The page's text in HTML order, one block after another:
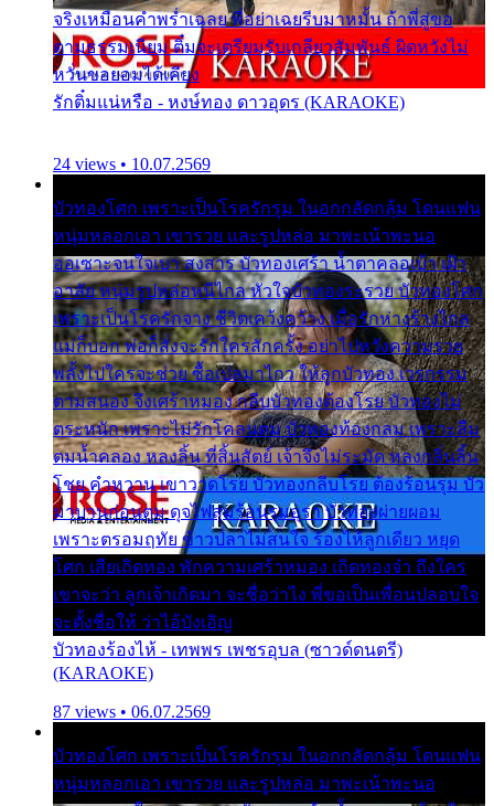
จริงเหมือนคำพร่ำเฉลย พี่อย่าเฉยรีบมาหมั้น ถ้าพี่สู่ขอ
ตามธรรมเนียม ติ๋มจะเตรียมรับเกลียวสัมพันธ์ ผิดหวังไม่
หวั่นขอยอมได้เคียง
รักติ๋มแน่หรือ - หงษ์ทอง ดาวอุดร (KARAOKE)
24 views • 10.07.2569
บัวทองโศก เพราะเป็นโรครักรุม ในอกกลัดกลุ้ม โดนแฟน
หนุ่มหลอกเอา เขารวย และรูปหล่อ มาพะเน้าพะนอ
ออเซาะจนใจเบา สงสาร บัวทองเศร้า น้ำตาคลอเบ้า เฝ้า
อาลัย หนุ่มรูปหล่อหนีไกล หัวใจบัวทองระรวย บัวทองโศก
เพราะเป็นโรครักจาง ชีวิตเคว้งคว้าง เมื่อรักห่างร้างไกล
แม่ก็บอก พ่อก็สั่งจะรักใครสักครั้ง อย่าไปหวังความรวย
พลั้งไปใครจะช่วย ซื้อเปลมาไกว ให้ลูกบัวทอง เวรกรรม
ตามสนอง จึงเศร้าหมอง กลีบบัวทองต้องโรย บัวทองไม่
ตระหนัก เพราะไม่รักโคลนตม บัวทองท้องกลม เพราะลืม
ตมน้ำคลอง หลงลิ้น ที่สิ้นสัตย์ เจ้าจึงไม่ระมัด หลงกลิ่นลิ้น
โชย คำหวาน เขาวาดโรย บัวทองกลีบโรย ต้องร้อนรุม บัว
มาบานก่อนตูม ดุจไฟสุมร้อนรุมอุรา บัวทองผ่ายผอม
เพราะตรอมฤทัย ข้าวปลาไม่สนใจ ร้องไห้ลูกเดียว หยุด
โศก เสียเถิดทอง พักความเศร้าหมอง เถิดทองจ๋า ถึงใคร
เขาจะว่า ลูกเจ้าเกิดมา จะชื่อว่าไง พี่ขอเป็นเพื่อนปลอบใจ
จะตั้งชื่อให้ ว่าไอ้บังเอิญ
บัวทองร้องไห้ - เทพพร เพชรอุบล (ซาวด์ดนตรี)
(KARAOKE)
87 views • 06.07.2569
บัวทองโศก เพราะเป็นโรครักรุม ในอกกลัดกลุ้ม โดนแฟน
หนุ่มหลอกเอา เขารวย และรูปหล่อ มาพะเน้าพะนอ